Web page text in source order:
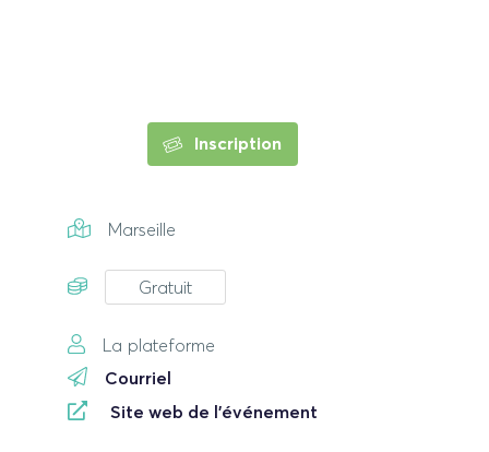
Inscription
Marseille
Gratuit
La plateforme
Courriel
Site web de l'événement